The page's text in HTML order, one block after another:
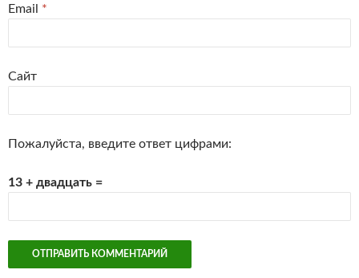
Email *
Сайт
Пожалуйста, введите ответ цифрами:
13 + двадцать =